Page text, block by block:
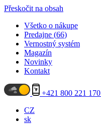
Přeskočit na obsah
Všetko o nákupe
Predajne (66)
Vernostný systém
Magazín
Novinky
Kontakt
+421 800 221 170
CZ
sk